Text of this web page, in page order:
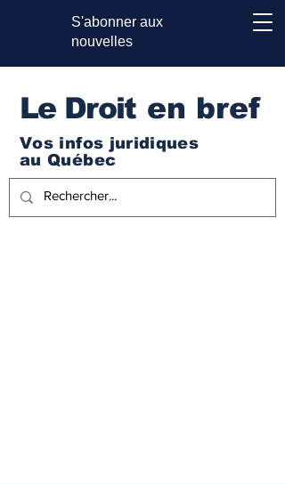
S'abonner aux
nouvelles
Le Droit en bref
Vos infos juridiques
au Québec